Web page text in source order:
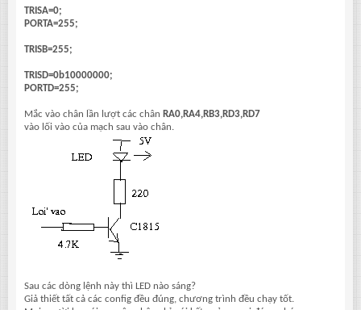
TRISA=0;
PORTA=255;
TRISB=255;
TRISD=0b10000000;
PORTD=255;
Mắc vào chân lần lượt các chân RA0,RA4,RB3,RD3,RD7
vào lối vào của mạch sau vào chân.
Sau các dòng lệnh này thì LED nào sáng?
Giả thiết tất cả các config đều đúng, chương trình đều chạy tốt.